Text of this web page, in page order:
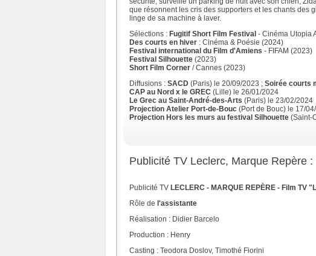
que résonnent les cris des supporters et les chants des
linge de sa machine à laver.
Sélections : Fugitif Short Film Festival - Cinéma Utopia
Des courts en hiver : Cinéma & Poésie (2024)
Festival international du Film d'Amiens - FIFAM (2023)
Festival Silhouette (2023)
Short Film Corner / Cannes (2023)
Diffusions : SACD (Paris) le 20/09/2023 ; Soirée courts
CAP au Nord x le GREC (Lille) le 26/01/2024
Le Grec au Saint-André-des-Arts (Paris) le 23/02/2024
Projection Atelier Port-de-Bouc (Port de Bouc) le 17/
Projection Hors les murs au festival Silhouette (Saint-
Publicité TV Leclerc, Marque Repère
Publicité TV LECLERC - MARQUE REPÈRE - Film TV
Rôle de l'assistante
Réalisation : Didier Barcelo
Production : Henry
Casting : Teodora Doslov, Timothé Fiorini